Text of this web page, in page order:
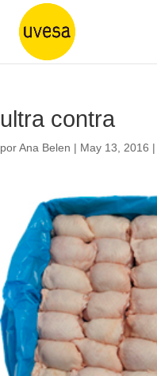
ultra contra
porAna Belen | May 13, 2016 |